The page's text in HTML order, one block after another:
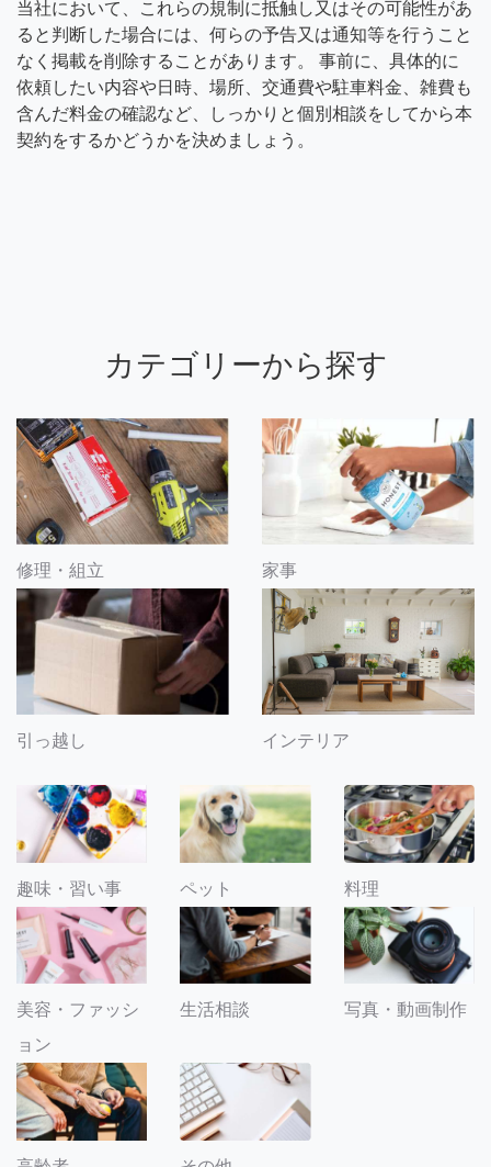
当社において、これらの規制に抵触し又はその可能性があ
ると判断した場合には、何らの予告又は通知等を行うこと
なく掲載を削除することがあります。 事前に、具体的に
依頼したい内容や日時、場所、交通費や駐車料金、雑費も
含んだ料金の確認など、しっかりと個別相談をしてから本
契約をするかどうかを決めましょう。
カテゴリーから探す
修理・組立 家事
引っ越し インテリア
趣味・習い事 ペット 料理
美容・ファッシ
ョン
生活相談 写真・動画制作